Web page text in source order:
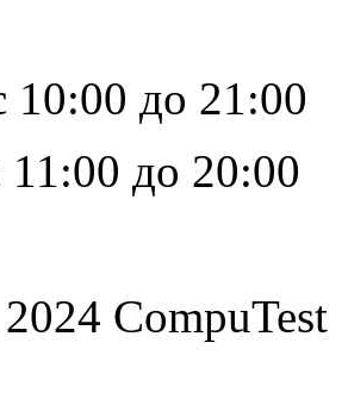
до 21:00
до 20:00
CompuTest